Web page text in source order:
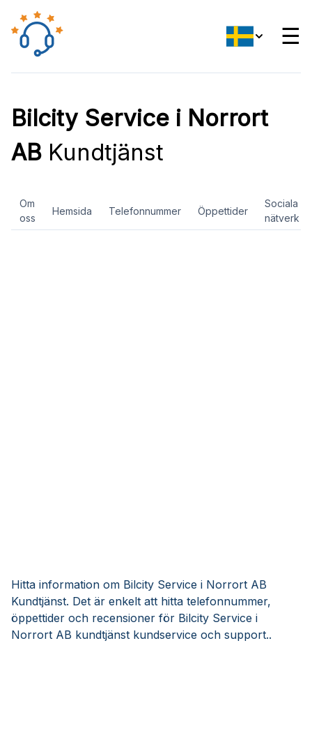
☰
Bilcity Service i Norrort
AB Kundtjänst
Om
oss
Hemsida Telefonnummer Öppettider
Sociala
nätverk
Hitta information om Bilcity Service i Norrort AB
Kundtjänst. Det är enkelt att hitta telefonnummer,
öppettider och recensioner för Bilcity Service i
Norrort AB kundtjänst kundservice och support..